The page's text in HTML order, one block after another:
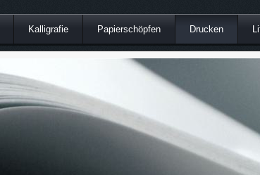
Kalligrafie Papierschöpfen Drucken